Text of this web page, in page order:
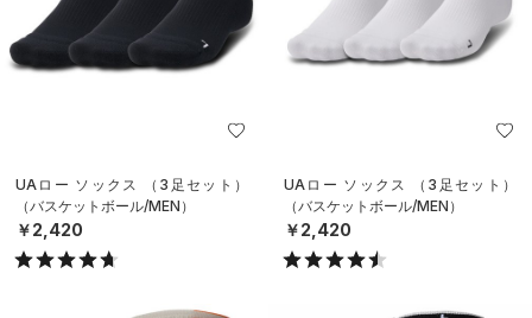
UAロー ソックス （3足セット）
（バスケットボール/MEN）
￥2,420
UAロー ソックス （3足セット）
（バスケットボール/MEN）
￥2,420